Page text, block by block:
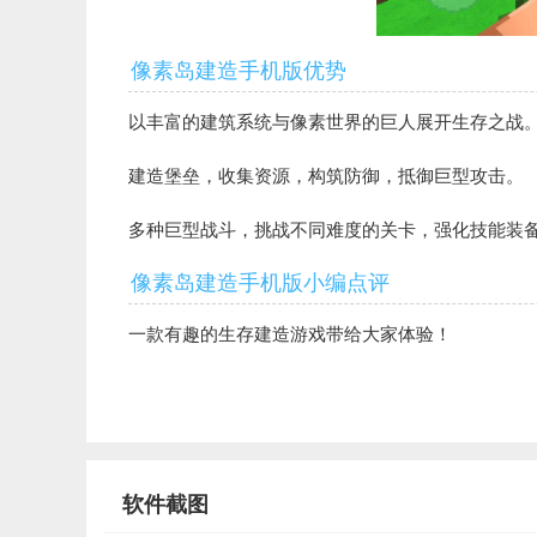
像素岛建造手机版优势
以丰富的建筑系统与像素世界的巨人展开生存之战
建造堡垒，收集资源，构筑防御，抵御巨型攻击。
多种巨型战斗，挑战不同难度的关卡，强化技能装
像素岛建造手机版小编点评
一款有趣的生存建造游戏带给大家体验！
软件截图